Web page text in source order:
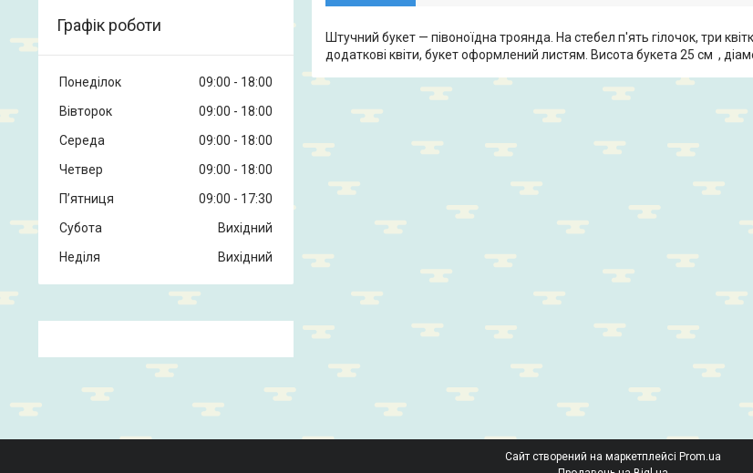
Штучний букет — півоноїдна троянда. На стебел п'ять гілочок, три
додаткові квіти, букет оформлений листям. Висота букета 25 см ,
Графік роботи
Понеділок 09:00
18:00
Вівторок
09:00
18:00
Середа
09:00
18:00
Четвер
09:00
18:00
Пʼятниця
09:00
17:30
Субота
Вихідний
Неділя
Вихідний
Сайт створений на маркетплейсі Prom.ua